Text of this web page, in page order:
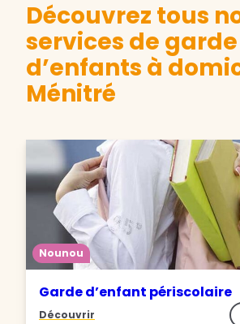
Découvrez tous
services de garde
d’enfants à
Ménitré
Nounou
Garde d’enfant périscolaire
Découvrir